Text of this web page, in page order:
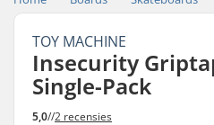
TOY MACHINE
Insecurity
Single-Pack
5,0//2 recensies